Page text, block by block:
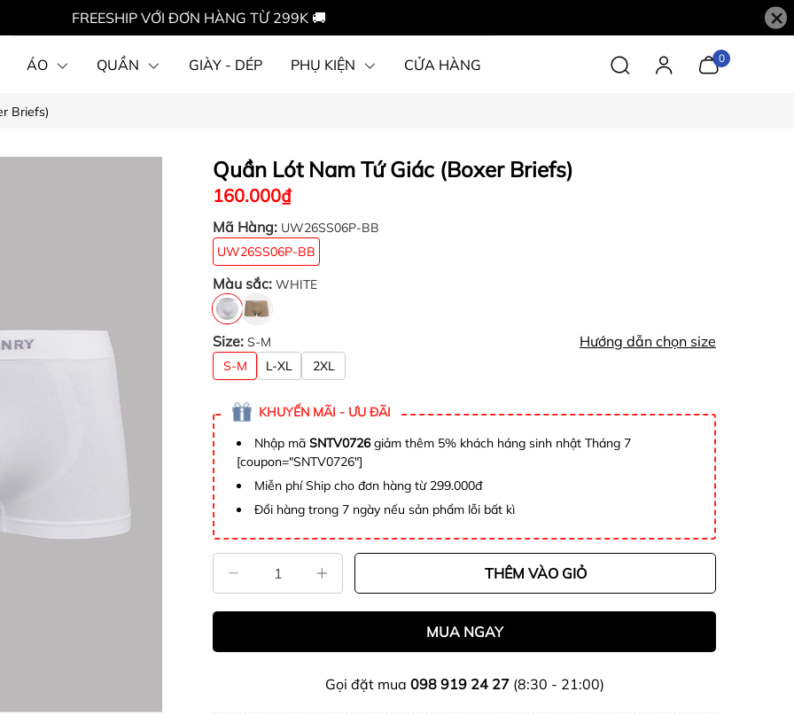
FREESHIP VỚI ĐƠN HÀNG TỪ 299K 🚚 ×
ÁO QUẦN GIÀY - DÉP PHỤ KIỆN CỬA HÀNG 0
Briefs)
Quần Lót Nam Tứ Giác (Boxer Briefs)
160.000₫
Mã Hàng: UW26SS06P-BB
UW26SS06P-BB
Màu sắc: WHITE
Size: S-M Hướng dẫn chọn size
S-M L-XL 2XL
KHUYẾN MÃI - ƯU ĐÃI
Nhập mã SNTV0726giảm thêm 5% khách háng sinh nhật Tháng 7
[coupon="SNTV0726"]
Miễn phí Ship cho đơn hàng từ 299.000đ
Đổi hàng trong 7 ngày nếu sản phẩm lỗi bất kì
THÊM VÀO GIỎ
MUA NGAY
Gọi đặt mua 098 919 24 27(8:30 - 21:00)